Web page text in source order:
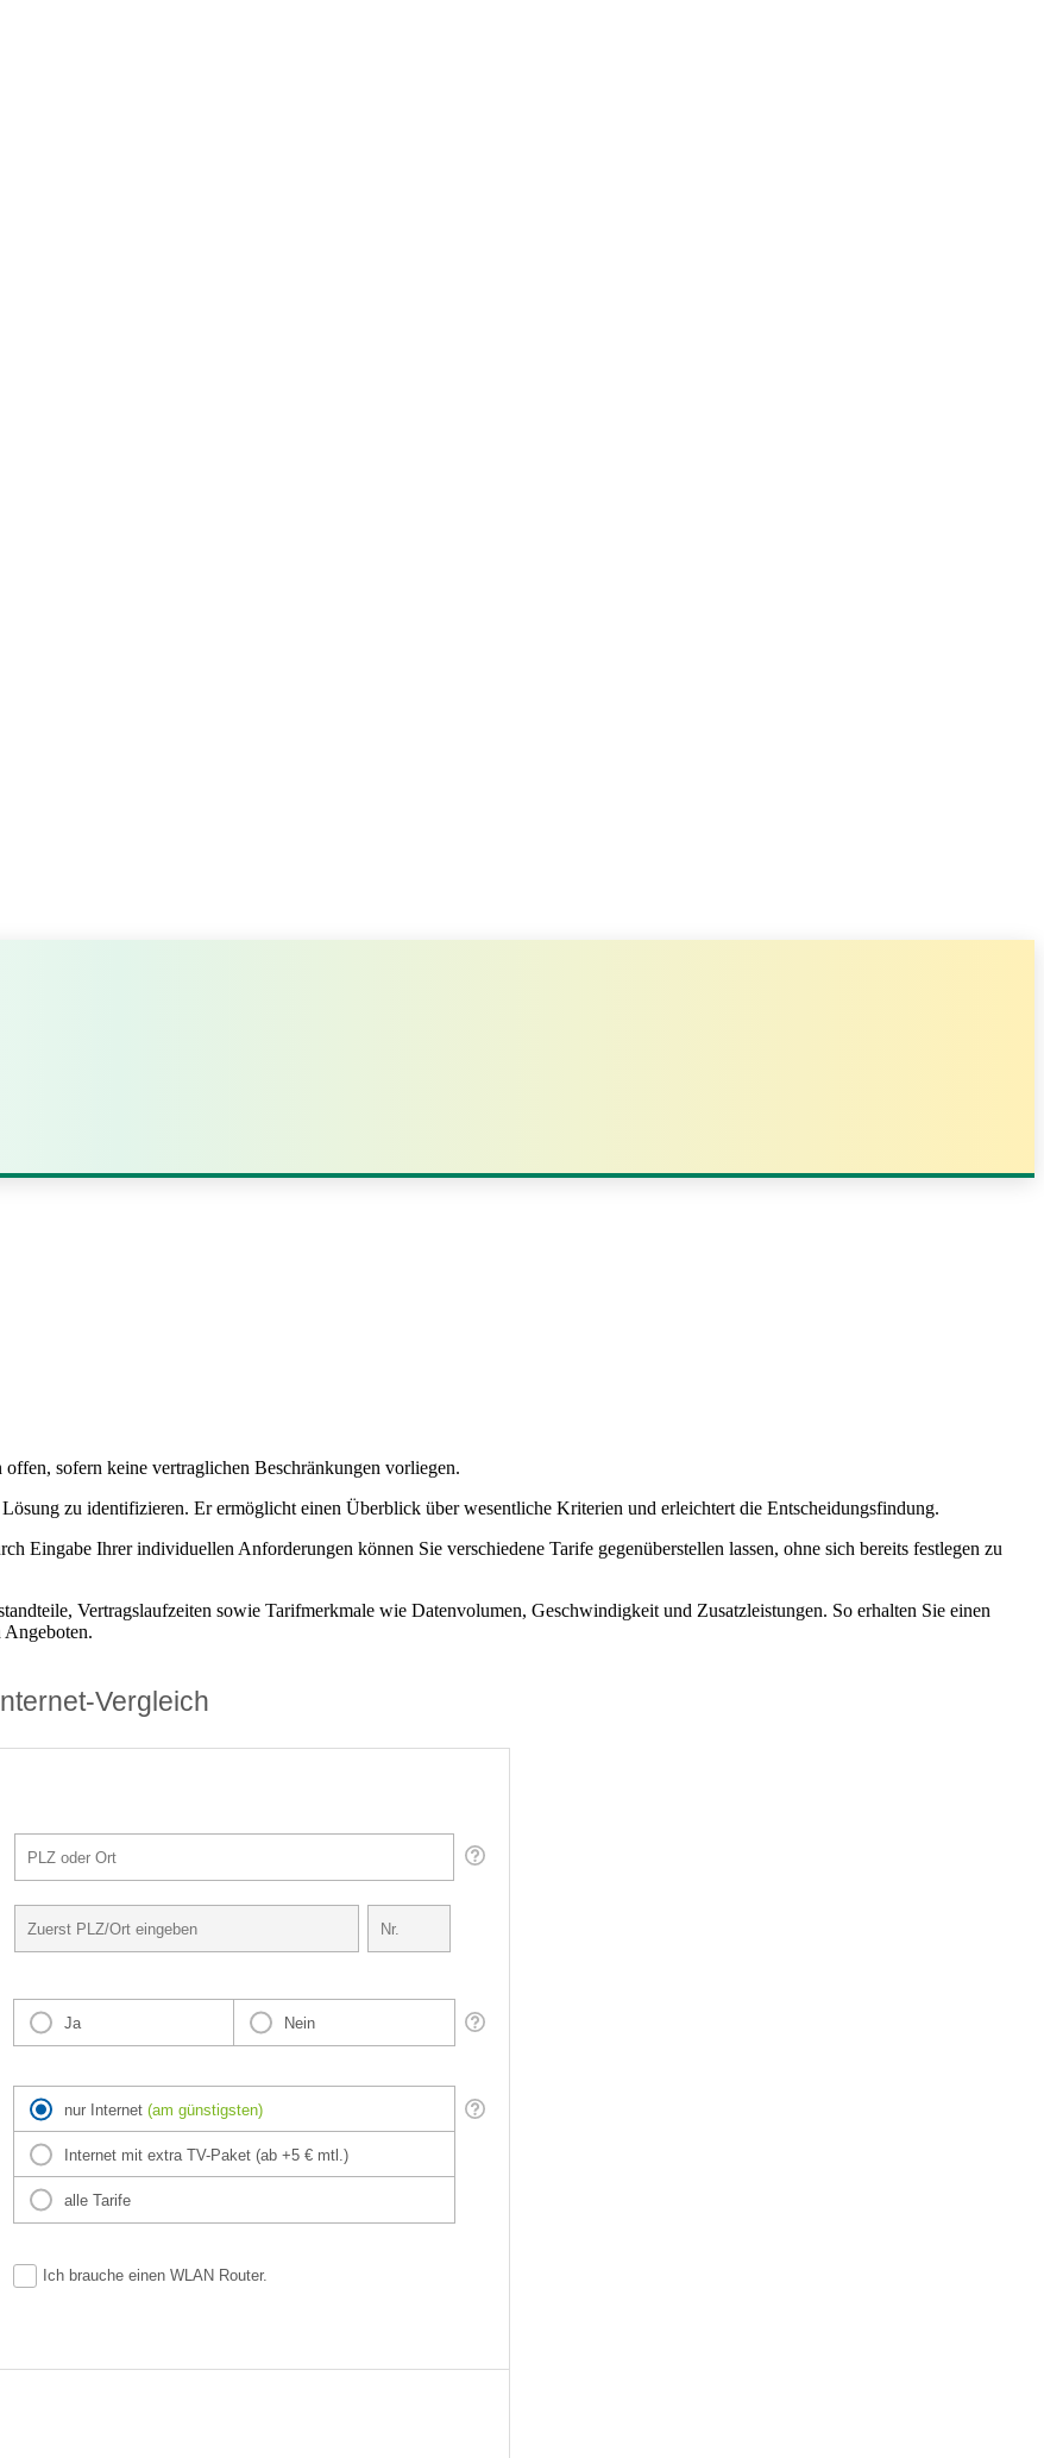
sofern keine vertraglichen Beschränkungen vorliegen.
zu identifizieren. Er ermöglicht einen Überblick über wesentliche Kriterien und erleichtert die Entscheidungsfindung.
Eingabe Ihrer individuellen Anforderungen können Sie verschiedene Tarife gegenüberstellen lassen, ohne sich bereits festlegen zu
Vertragslaufzeiten sowie Tarifmerkmale wie Datenvolumen, Geschwindigkeit und Zusatzleistungen. So erhalten Sie einen
Angeboten.